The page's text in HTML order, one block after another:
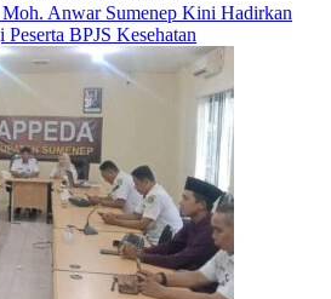
Anwar Sumenep Kini Hadirkan
BPJS Kesehatan